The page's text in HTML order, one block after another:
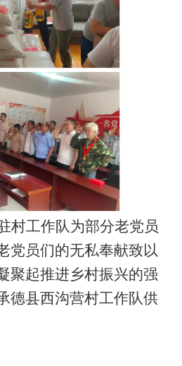
村工作队为部分老党员
党员们的无私奉献致以
聚起推进乡村振兴的强
德县西沟营村工作队供